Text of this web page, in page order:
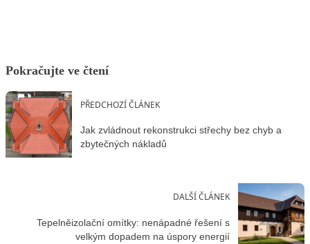
Pokračujte ve čtení
PŘEDCHOZÍ ČLÁNEK
Jak zvládnout rekonstrukci střechy bez chyb a
zbytečných nákladů
DALŠÍ ČLÁNEK
Tepelněizolační omítky: nenápadné řešení s
velkým dopadem na úspory energií